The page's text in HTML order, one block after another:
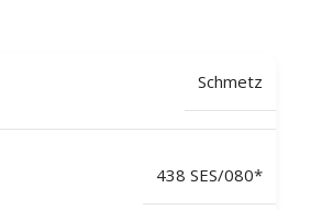
Schmetz
438 SES/080*